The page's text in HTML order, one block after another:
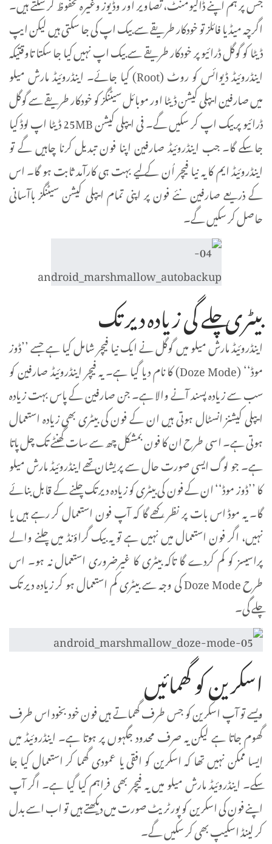
اگرچہ میڈیا فائلز تو خودکار طریقے سے بیک اپ کی جا سکتی ہیں لیکن ایپ
ڈیٹا کو گوگل ڈرائیو پر خودکار طریقے سے بیک اپ نہیں کیا جا سکتا تاوقتیکہ
اینڈروئیڈ ڈیوائس کو روٹ (Root) کیا جائے۔ اینڈروئیڈ مارش میلو
میں صارفین ایپلی کیشن ڈیٹا اور موبائل سیٹنگز کو خودکار طریقے سے گوگل
ڈرائیو پر بیک اپ کر سکیں گے۔ فی ایپلی کیشن 25MB ڈیٹا اپ لوڈ کیا
جا سکے گا۔ جب اینڈروئیڈ صارفین اپنا فون تبدیل کرنا چاہیں گے تو
اینڈروئیڈ ایم کا یہ نیا فیچر اُن کے لیے بہت ہی کارآمد ثابت ہو گا۔ اس
کے ذریعے صارفین نئے فون پر اپنی تمام ایپلی کیشن سیٹنگز باآسانی
حاصل کر سکیں گے۔
بیٹری چلے گی زیادہ دیر تک
اینڈروئیڈ مارش میلو میں گوگل نے ایک نیا فیچر شامل کیا ہے جسے ’’ڈوز
موڈ‘‘ (Doze Mode) کا نام دیا گیا ہے۔ یہ فیچر اینڈروئیڈ صارفین کو
سب سے زیادہ پسند آنے والا ہے۔ جن صارفین کے پاس بہت زیادہ
ایپلی کیشنز انسٹال ہوتی ہیں ان کے فون کی بیٹری بھی زیادہ استعمال
ہوتی ہے۔ اسی طرح ان کا فون بمشکل چھ سے سات گھنٹے تک چل پاتا
ہے۔ جو لوگ ایسی صورت حال سے پریشان تھے اینڈروئیڈ مارش میلو
کا ’’ڈوز موڈ‘‘ ان کے فون کی بیٹری کو زیادہ دیر تک چلنے کے قابل بنائے
گا۔ یہ موڈ اس بات پر نظر رکھے گا کہ آپ فون استعمال کر رہے ہیں یا
نہیں، اگر فون استعمال میں نہیں ہے تو یہ بیک گراؤنڈ میں چلنے والے
پراسیسز کو کم کردے گا تاکہ بیٹری کا غیرضروری استعمال نہ ہو۔ اس
طرح Doze Mode کی وجہ سے بیٹری کم استعمال ہو کر زیادہ دیر تک
چلے گی۔
اسکرین کو گھمائیں
ویسے تو آپ اسکرین کو جس طرف گھماتے ہیں فون خود بخود اس طرف
گھوم جاتا ہے لیکن یہ صرف محدود جگہوں پر ہوتا ہے۔ اینڈروئیڈ میں
ایسا ممکن نہیں تھا کہ اسکرین کو افقی یا عمودی گھما کر استعمال کیا جا
سکے۔ اینڈروئیڈ مارش میلو میں یہ فیچر بھی فراہم کیا گیا ہے۔ اگر آپ
اپنے فون کی اسکرین کو پورٹریٹ صورت میں دیکھتے ہیں تو اب اسے بدل
کر لینڈ اسکیپ بھی کر سکیں گے۔